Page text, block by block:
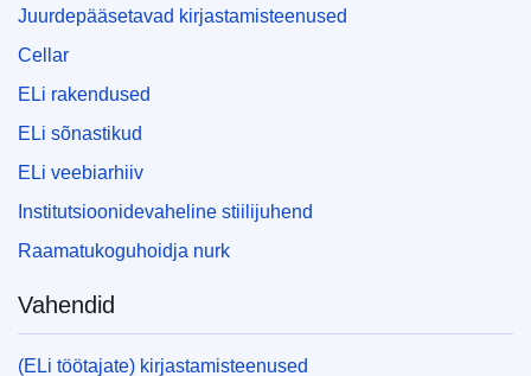
Juurdepääsetavad kirjastamisteenused
Cellar
ELi rakendused
ELi sõnastikud
ELi veebiarhiiv
Institutsioonidevaheline stiilijuhend
Raamatukoguhoidja nurk
Vahendid
(ELi töötajate) kirjastamisteenused